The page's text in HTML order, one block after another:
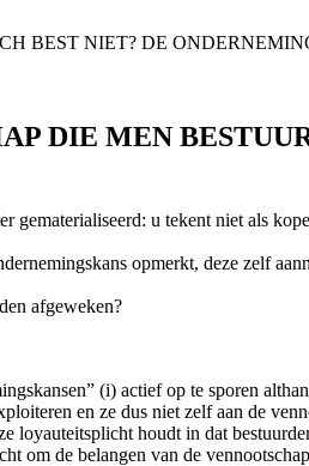
BEST NIET? DE
DIE MEN
gematerialiseerd: u tekent niet als
opmerkt, deze zelf
afgeweken?
(i) actief op te sporen
en ze dus niet zelf aan de
loyauteitsplicht houdt in dat
om de belangen van de